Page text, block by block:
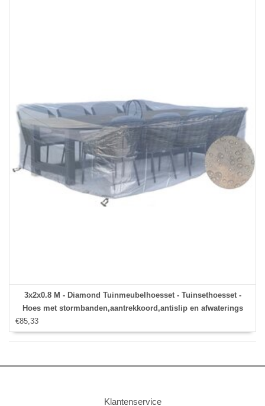
3x2x0.8 M - Diamond Tuinmeubelhoesset - Tuinsethoesset -
Hoes met stormbanden,aantrekkoord,antislip en afwaterings
€85,33
Klantenservice